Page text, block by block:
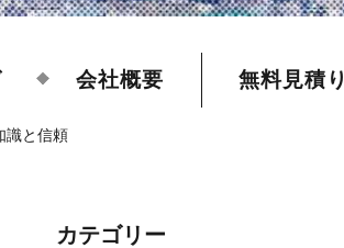
会社概要 無料見積り
識と信頼
カテゴリー